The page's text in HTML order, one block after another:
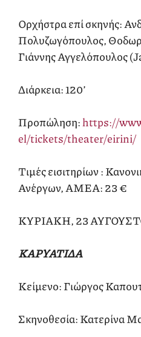
Ορχήστρα επί σκηνής:
Πολυζωγόπουλος,
Γιάννης Αγγελόπουλος
Διάρκεια: 120’
Προπώληση:https://
el/tickets/theater/eirini/
Τιμές εισιτηρίων :
Ανέργων, ΑΜΕΑ: 23 €
ΚΥΡΙΑΚΗ, 23
ΚΑΡΥΑΤΙΔΑ
Κείμενο: Γιώργος
Σκηνοθεσία: Κατερίνα